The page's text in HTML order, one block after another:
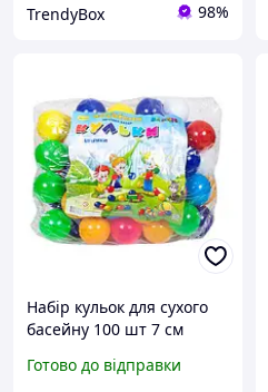
TrendyBox 98%
Набір кульок для сухого
басейну 100 шт 7 см
м'ячиків для дитячого
Готово до відправки